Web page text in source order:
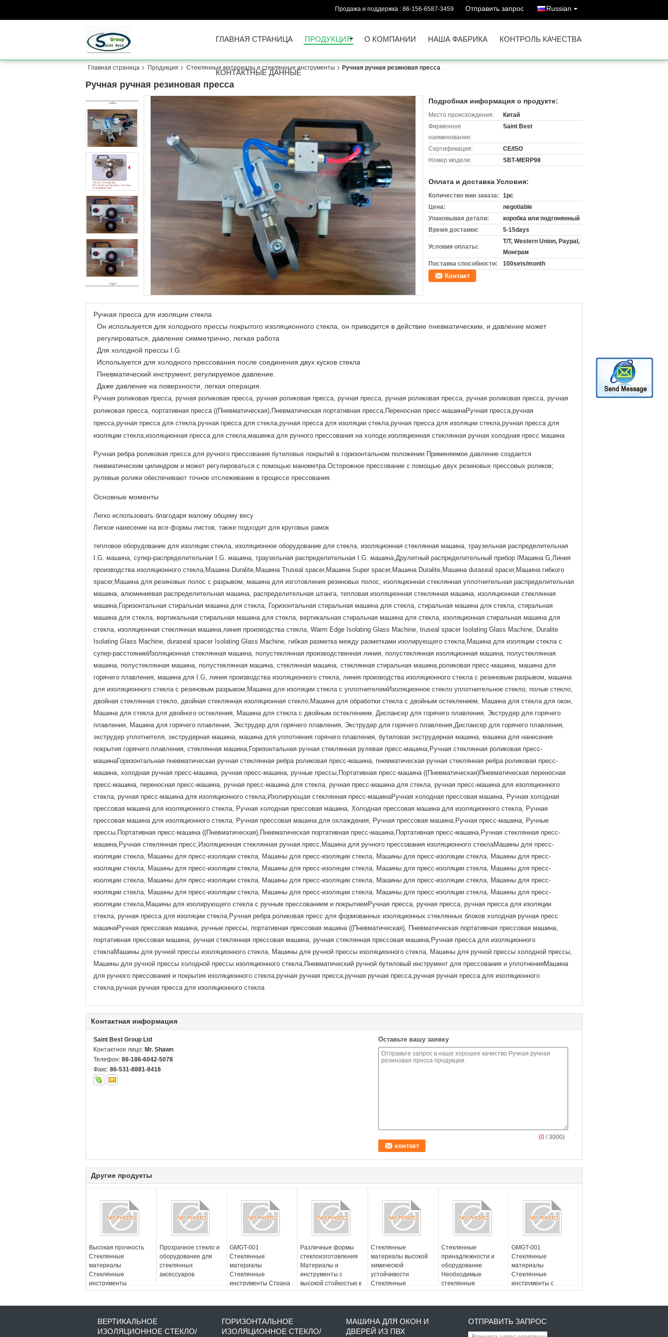
Продажа и поддержка : 86-156-6587-3459 Отправить запрос Russian
ГЛАВНАЯ СТРАНИЦА ПРОДУКЦИЯ О КОМПАНИИ НАША ФАБРИКА КОНТРОЛЬ КАЧЕСТВА
КОНТАКТНЫЕ ДАННЫЕ
Главная страница Продукция Стеклянные материалы и стеклянные инструменты Ручная ручная резиновая пресса
Ручная ручная резиновая пресса
Подробная информация о продукте:
Место происхождения:
Китай
Фирменное
наименование:
Saint Best
Сертификация:
CE/ISO
Номер модели:
SBT-MERP98
Оплата и доставка Условия:
Количество мин заказа:
1pc
Цена:
negotiable
Упаковывая детали:
коробка или подгонянный
Время доставки:
5-15days
Условия оплаты:
T/T, Western Union, Paypal,
Монграм
Поставка способности:
100sets/month
Контакт
Ручная пресса для изоляции стекла
Он используется для холодного прессы покрытого изоляционного стекла, он приводится в действие пневматическим, и давление может
регулироваться, давление симметрично, легкая работа
Для холодной прессы I.G.
Используется для холодного прессования после соединения двух кусков стекла
Пневматический инструмент, регулируемое давление.
Даже давление на поверхности, легкая операция.
Ручная роликовая пресса, ручная роликовая пресса, ручная роликовая пресса, ручная пресса, ручная роликовая пресса, ручная роликовая пресса, ручная
роликовая пресса, портативная пресса ((Пневматическая),Пневматическая портативная пресса,Переносная пресс-машинаРучная пресса,ручная
пресса,ручная пресса для стекла,ручная пресса для стекла,ручная пресса для изоляции стекла,ручная пресса для изоляции стекла,ручная пресса для
изоляции стекла,изоляционная пресса для стекла,машинка для ручного прессования на холоде,изоляционная стеклянная ручная холодная пресс машина
Ручная ребра роликовая пресса для ручного прессования бутиловых покрытий в горизонтальном положении Применяемое давление создается
пневматическим цилиндром и может регулироваться с помощью манометра.Осторожное прессование с помощью двух резиновых прессовых роликов;
рулевые ролики обеспечивают точное отслеживание в процессе прессования.
Основные моменты
Легко использовать благодаря малому общему весу
Легкое нанесение на все формы листов, также подходит для круговых рамок
тепловое оборудование для изоляции стекла, изоляционное оборудование для стекла, изоляционная стеклянная машина, траузельная распределительная
I.G. машина, супер-распределительная I.G. машина, траузельная распределительная I.G. машина,Друлитный распределительный прибор IМашина G,Линия
производства изоляционного стекла,Машина Duralite,Машина Truseal spacer,Машина Super spacer,Машина Duralite,Машина duraseal spacer,Машина гибкого
spacer,Машина для резиновых полос с разрывом, машина для изготовления резиновых полос, изоляционная стеклянная уплотнительная распределительная
машина, алюминиевая распределительная машина, распределительная штанга, тепловая изоляционная стеклянная машина, изоляционная стеклянная
машина,Горизонтальная стиральная машина для стекла, Горизонтальная стиральная машина для стекла, стиральная машина для стекла, стиральная
машина для стекла, вертикальная стиральная машина для стекла, вертикальная стиральная машина для стекла, изоляционная стиральная машина для
стекла, изоляционная стеклянная машина,линия производства стекла, Warm Edge Isolating Glass Machine, truseal spacer Isolating Glass Machine, Duralite
Isolating Glass Machine, duraseal spacer Isolating Glass Machine, гибкая разметка между разметками изолирующего стекла,Машина для изоляции стекла с
супер-расстояниеИзоляционная стеклянная машина, полустеклянная производственная линия, полустеклянная изоляционная машина, полустеклянная
машина, полустеклянная машина, полустеклянная машина, стеклянная машина, стеклянная стиральная машина,роликовая пресс-машина, машина для
горячего плавления, машина для I.G, линия производства изоляционного стекла, линия производства изоляционного стекла с резиновым разрывом, машина
для изоляционного стекла с резиновым разрывом,Машина для изоляции стекла с уплотнителемИзоляционное стекло уплотнительное стекло, полые стекло,
двойная стеклянная стекло, двойная стеклянная изоляционная стекло,Машина для обработки стекла с двойным остеклением, Машина для стекла для окон,
Машина для стекла для двойного остекления, Машина для стекла с двойным остеклением, Диспансер для горячего плавления, Экструдер для горячего
плавления, Машина для горячего плавления, Экструдер для горячего плавления, Экструдер для горячего плавления,Диспансер для горячего плавления,
экструдер уплотнителя, экструдерная машина, машина для уплотнения горячего плавления, бутиловая экструдерная машина, машина для нанесения
покрытия горячего плавления, стеклянная машина,Горизонтальная ручная стеклянная рулевая пресс-машина,Ручная стеклянная роликовая пресс-
машинаГоризонтальная пневматическая ручная стеклянная ребра роликовая пресс-машина, пневматическая ручная стеклянная ребра роликовая пресс-
машина, холодная ручная пресс-машина, ручная пресс-машина, ручные прессы,Портативная пресс-машина ((Пневматическая)Пневматическая переносная
пресс-машина, переносная пресс-машина, ручная пресс-машина для стекла, ручная пресс-машина для стекла, ручная пресс-машина для изоляционного
стекла, ручная пресс-машина для изоляционного стекла,Изолирующая стеклянная пресс-машинаРучная холодная прессовая машина, Ручная холодная
прессовая машина для изоляционного стекла, Ручная холодная прессовая машина, Холодная прессовая машина для изоляционного стекла, Ручная
прессовая машина для изоляционного стекла, Ручная прессовая машина для охлаждения, Ручная прессовая машина,Ручная пресс-машина, Ручные
прессы,Портативная пресс-машина ((Пневматическая),Пневматическая портативная пресс-машина,Портативная пресс-машина,Ручная стеклянная пресс-
машина,Ручная стеклянная пресс,Изоляционная стеклянная ручная пресс,Машина для ручного прессования изоляционного стеклаМашины для пресс-
изоляции стекла, Машины для пресс-изоляции стекла, Машины для пресс-изоляции стекла, Машины для пресс-изоляции стекла, Машины для пресс-
изоляции стекла, Машины для пресс-изоляции стекла, Машины для пресс-изоляции стекла, Машины для пресс-изоляции стекла, Машины для пресс-
изоляции стекла, Машины для пресс-изоляции стекла, Машины для пресс-изоляции стекла, Машины для пресс-изоляции стекла, Машины для пресс-
изоляции стекла, Машины для пресс-изоляции стекла, Машины для пресс-изоляции стекла, Машины для пресс-изоляции стекла, Машины для пресс-
изоляции стекла,Машины для изолирующего стекла с ручным прессованием и покрытиемРучная пресса, ручная пресса, ручная пресса для изоляции
стекла, ручная пресса для изоляции стекла,Ручная ребра роликовая пресс для формованных изоляционных стеклянных блоков холодная ручная пресс
машинаРучная прессовая машина, ручные прессы, портативная прессовая машина ((Пневматическая), Пневматическая портативная прессовая машина,
портативная прессовая машина, ручная стеклянная прессовая машина, ручная стеклянная прессовая машина,Ручная пресса для изоляционного
стеклаМашины для ручной прессы изоляционного стекла, Машины для ручной прессы изоляционного стекла, Машины для ручной прессы холодной прессы,
Машины для ручной прессы холодной прессы изоляционного стекла,Пневматический ручной бутиловый инструмент для прессования и уплотненияМашина
для ручного прессования и покрытия изоляционного стекла,ручная ручная пресса,ручная ручная пресса,ручная ручная пресса для изоляционного
стекла,ручная ручная пресса для изоляционного стекла
Контактная информация
Saint Best Group Ltd
Контактное лицо: Mr. Shawn
Телефон: 86-186-6042-5078
Факс: 86-531-8881-8416
Оставьте вашу заявку
(0 / 3000)
Другие продукты
Высокая прочность
Стеклянные
материалы
Стеклянные
инструменты
Устойчивые к
Прозрачное стекло и
оборудование для
стеклянных
аксессуаров
GMGT-001
Стеклянные
материалы
Стеклянные
инструменты Страна
происхождения
Различные формы
стеклоизготовления
Материалы и
инструменты с
высокой стойкостью к
царапинам
Стеклянные
материалы высокой
химической
устойчивости
Стеклянные
инструменты для
требований
Стеклянные
принадлежности и
оборудование
Необходимые
стеклянные
материалы
GMGT-001
Стеклянные
материалы
Стеклянные
инструменты с
высокой химической
ВЕРТИКАЛЬНОЕ
ИЗОЛЯЦИОННОЕ СТЕКЛО/
ГОРИЗОНТАЛЬНОЕ
ИЗОЛЯЦИОННОЕ СТЕКЛО/
МАШИНА ДЛЯ ОКОН И
ДВЕРЕЙ ИЗ ПВХ
ОТПРАВИТЬ ЗАПРОС